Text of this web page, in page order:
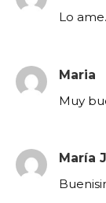
Lo ame.
Maria
Muy
María